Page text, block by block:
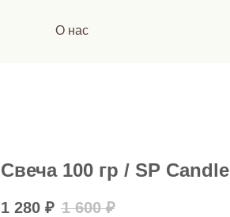
О нас
Свеча 100 гр / SP Candle
1 280 ₽ 1 600 ₽